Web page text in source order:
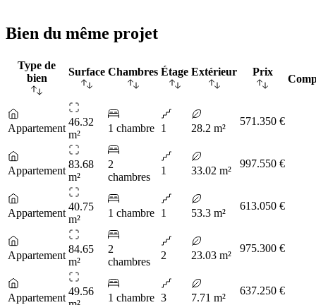
Bien du même projet
Type de
bien
Surface Chambres Étage Extérieur Prix
Appartement
46.32
m²
1 chambre 1 28.2 m²
571.350 €
Appartement
83.68
m²
2
chambres
1 33.02 m²
997.550 €
Appartement
40.75
m²
1 chambre 1 53.3 m²
613.050 €
Appartement
84.65
m²
2
chambres
2 23.03 m²
975.300 €
Appartement
49.56
1 chambre 3 7.71 m²
637.250 €